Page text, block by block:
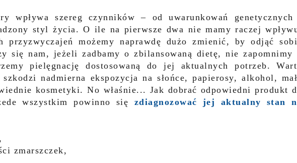
wpływa szereg czynników – od uwarunkowań
styl życia. O ile na pierwsze dwa nie mamy raczej
przyzwyczajeń możemy naprawdę dużo zmienić, by odjąć
się nam, jeżeli zadbamy o zbilansowaną dietę, nie zapomnimy
pielęgnację dostosowaną do jej aktualnych potrzeb.
nadmierna ekspozycja na słońce, papierosy, alkohol,
kosmetyki. No właśnie... Jak dobrać odpowiedni produkt
wszystkim powinno się zdiagnozować jej aktualny stan
zmarszczek,